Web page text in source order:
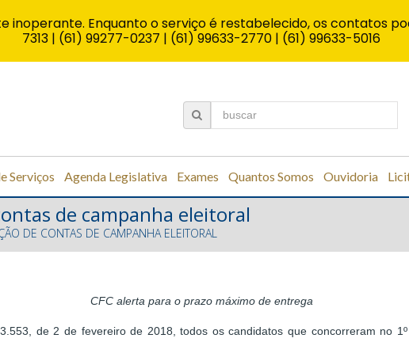
Serviços Agenda Legislativa Exames Quantos Somos Ouvidoria
de campanha eleitoral
DE CONTAS DE CAMPANHA ELEITORAL
CFC alerta para o prazo máximo de entrega
de 2 de fevereiro de 2018, todos os candidatos que concorreram no
Enquanto o serviço é restabelecido, os contatos
7313 | (61) 99277-0237 | (61) 99633-2770 | (61) 99633-5016